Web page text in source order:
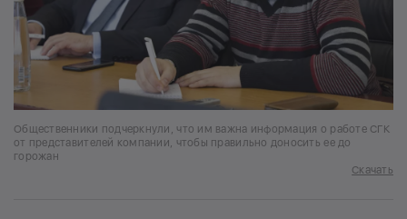
Общественники подчеркнули, что им важна информация о работе СГК
от представителей компании, чтобы правильно доносить ее до
горожан
Скачать